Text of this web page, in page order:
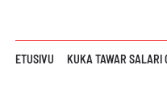
ETUSIVU KUKA TAWAR SALARI